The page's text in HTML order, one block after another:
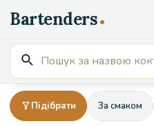
до
вмісту
Пошук
для:
Підібрати За смаком